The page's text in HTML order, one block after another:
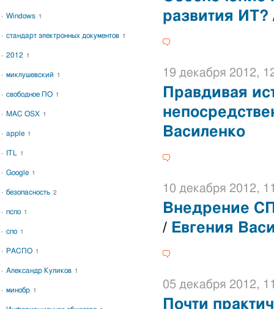
развития ИТ?
19 декабря 2012,
Правдивая
Василенко
10 декабря 2012,
Внедрение
/ Евгения
05 декабря 2012,
Почти
Windows 1
стандарт электронных документов 1
2012 1
миклушевский 1
свободное ПО 1
MAC OSX 1
apple 1
ITL 1
Google 1
безопасность 2
пспо 1
спо 1
РАСПО 1
Александр Куликов 1
минобр 1